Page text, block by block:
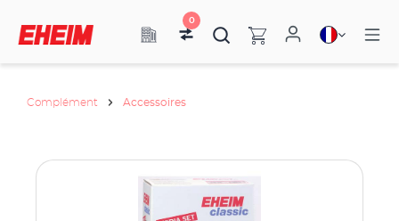
0
Complément Accessoires